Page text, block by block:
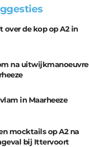
over de kop op A2 in
na uitwijkmanoeuvre
in Maarheeze
mocktails op A2 na
bij Ittervoort